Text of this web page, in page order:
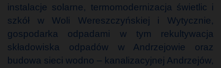
instalacje solarne, termomodernizacja świetlic i
szkół w Woli Wereszczyńskiej i Wytycznie,
gospodarka odpadami w tym rekultywacja
składowiska odpadów w Andrzejowie oraz
budowa sieci wodno – kanalizacyjnej Andrzejów,